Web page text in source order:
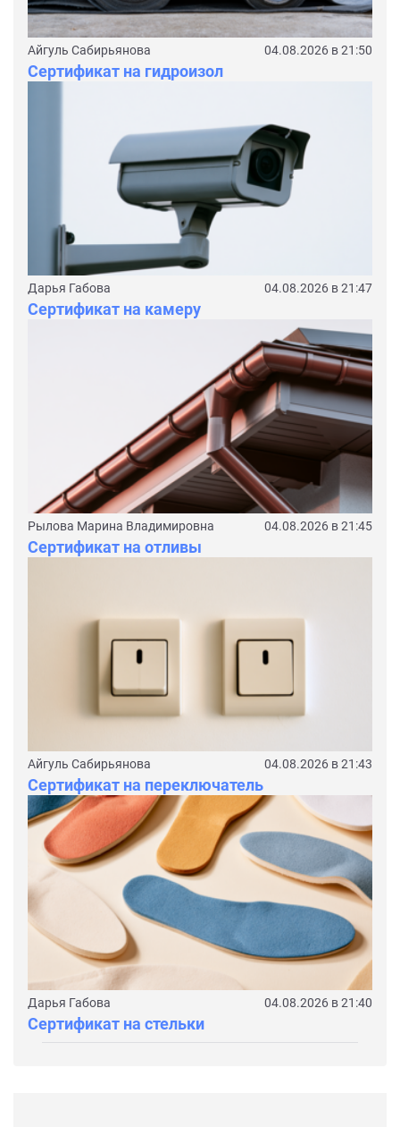
Айгуль Сабирьянова 04.08.2026 в 21:50
Сертификат на гидроизол
Дарья Габова 04.08.2026 в 21:47
Сертификат на камеру
Рылова Марина Владимировна 04.08.2026 в 21:45
Сертификат на отливы
Айгуль Сабирьянова 04.08.2026 в 21:43
Сертификат на переключатель
Дарья Габова 04.08.2026 в 21:40
Сертификат на стельки